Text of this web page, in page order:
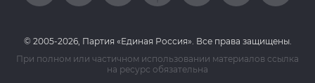
© 2005-2026, Партия «Единая Россия». Все права защищены.
При полном или частичном использовании материалов ссылка
на ресурс обязательна